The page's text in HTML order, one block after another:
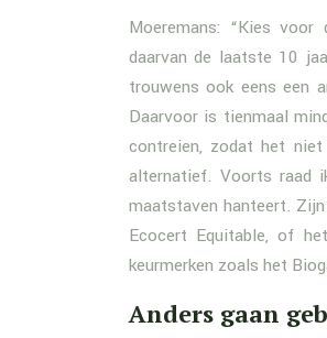
Moeremans: “Kies
daarvan de laatste 10
trouwens ook eens een
Daarvoor is tienmaal
contreien, zodat het
alternatief. Voorts raad
maatstaven hanteert.
Ecocert Equitable, of
keurmerken zoals het
Anders gaan